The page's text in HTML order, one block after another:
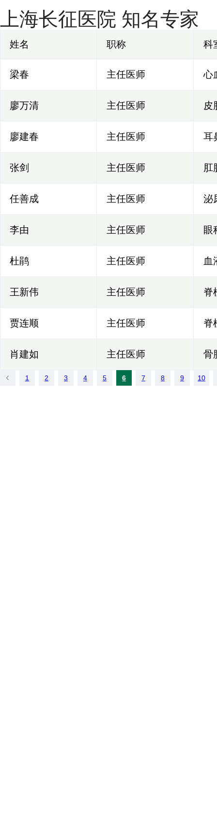
上海长征医院 知名专家
姓名 职称 科
梁春 主任医师 心
廖万清 主任医师 皮
廖建春 主任医师 耳
张剑 主任医师 肛
任善成 主任医师 泌
李由 主任医师 眼
杜鹃 主任医师 血
王新伟 主任医师 脊
贾连顺 主任医师 脊
肖建如 主任医师 骨
1 2 3 4 5 6 7 8 9 10